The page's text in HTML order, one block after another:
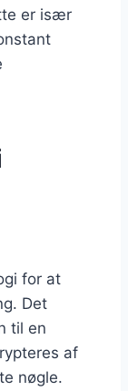
er især
for at
Det
til en
af
nøgle.